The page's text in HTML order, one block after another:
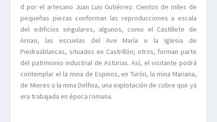
d por el artesano Juan Luis Gutiérrez. Cientos de miles de
pequeñas piezas conforman las reproducciones a escala
del edificios singulares, algunos, como el Castillete de
Arnao, las escuelas del Ave María o la Iglesia de
Piedrasblancas, situados en Castrillón; otros, forman parte
del patrimonio industrial de Asturias. Así, el visitante podrá
contemplar el la mina de Espinos, en Turón, la mina Mariana,
de Mieres o la mina Delfina, una explotación de cobre que ya
era trabajada en época romana.